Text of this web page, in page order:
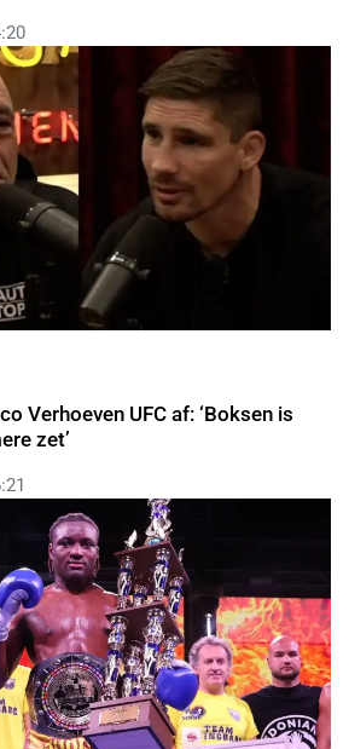
Verhoeven UFC af: ‘Boksen is
zet’